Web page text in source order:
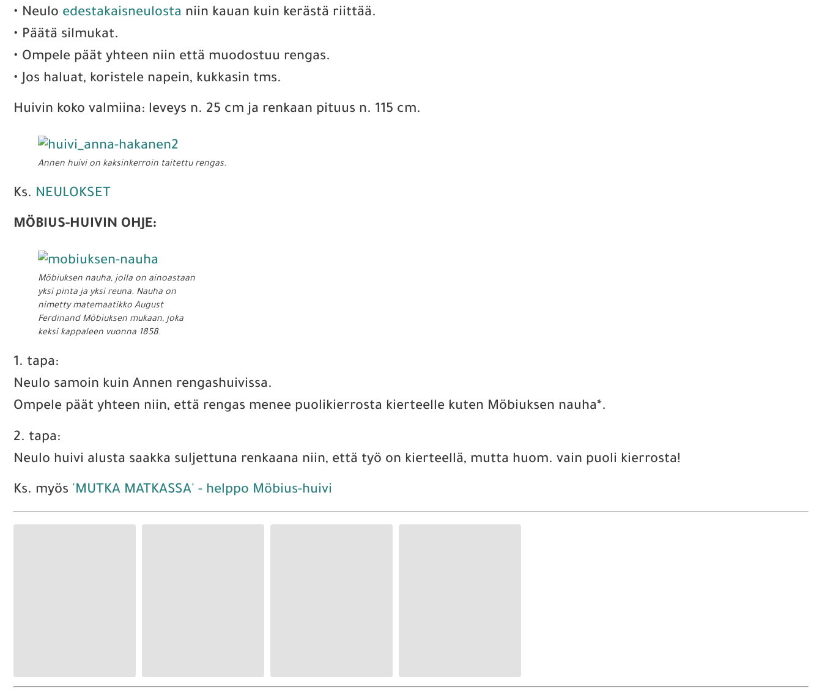
• Neulo edestakaisneulosta niin kauan kuin kerästä riittää.
• Päätä silmukat.
• Ompele päät yhteen niin että muodostuu rengas.
• Jos haluat, koristele napein, kukkasin tms.
Huivin koko valmiina: leveys n. 25 cm ja renkaan pituus n. 115 cm.
Annen huivi on kaksinkerroin taitettu rengas.
Ks. NEULOKSET
MÖBIUS-HUIVIN OHJE:
Möbiuksen nauha, jolla on ainoastaan
yksi pinta ja yksi reuna. Nauha on
nimetty matemaatikko August
Ferdinand Möbiuksen mukaan, joka
keksi kappaleen vuonna 1858.
1. tapa:
Neulo samoin kuin Annen rengashuivissa.
Ompele päät yhteen niin, että rengas menee puolikierrosta kierteelle kuten Möbiuksen nauha*.
2. tapa:
Neulo huivi alusta saakka suljettuna renkaana niin, että työ on kierteellä, mutta huom. vain puoli kierrosta!
Ks. myös 'MUTKA MATKASSA' - helppo Möbius-huivi